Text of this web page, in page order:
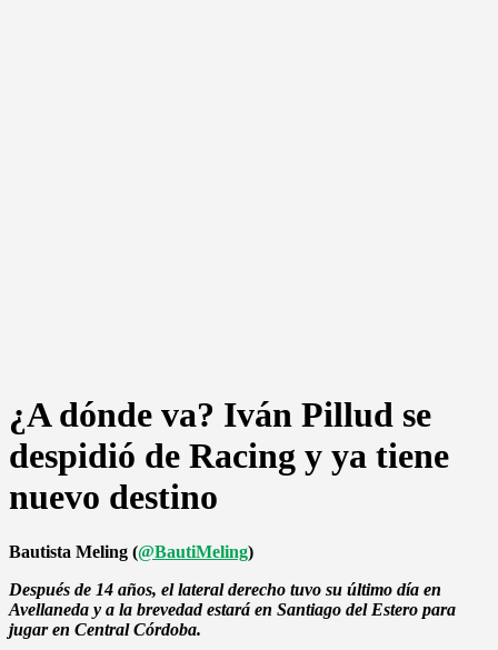
¿A dónde va? Iván Pillud se
despidió de Racing y ya tiene
nuevo destino
Bautista Meling (@BautiMeling)
Después de 14 años, el lateral derecho tuvo su último día en
Avellaneda y a la brevedad estará en Santiago del Estero para
jugar en Central Córdoba.